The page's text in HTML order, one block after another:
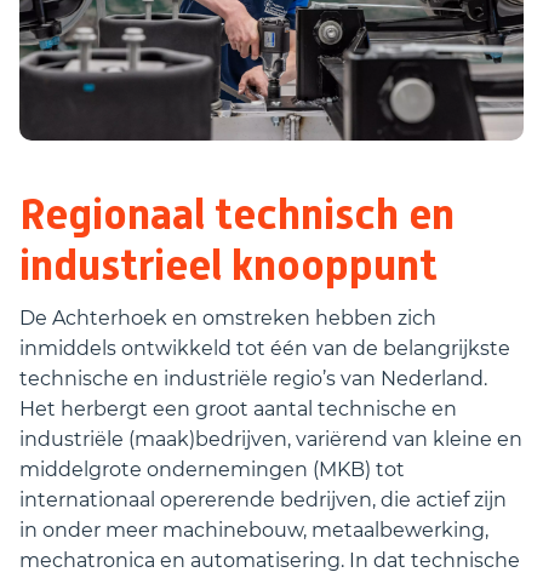
Regionaal technisch en
industrieel knooppunt
De Achterhoek en omstreken hebben zich
inmiddels ontwikkeld tot één van de belangrijkste
technische en industriële regio’s van Nederland.
Het herbergt een groot aantal technische en
industriële (maak)bedrijven, variërend van kleine en
middelgrote ondernemingen (MKB) tot
internationaal opererende bedrijven, die actief zijn
in onder meer machinebouw, metaalbewerking,
mechatronica en automatisering. In dat technische